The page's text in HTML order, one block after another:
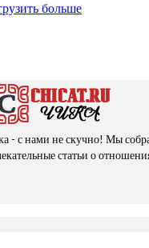
больше
- с нами не скучно! Мы
статьи о